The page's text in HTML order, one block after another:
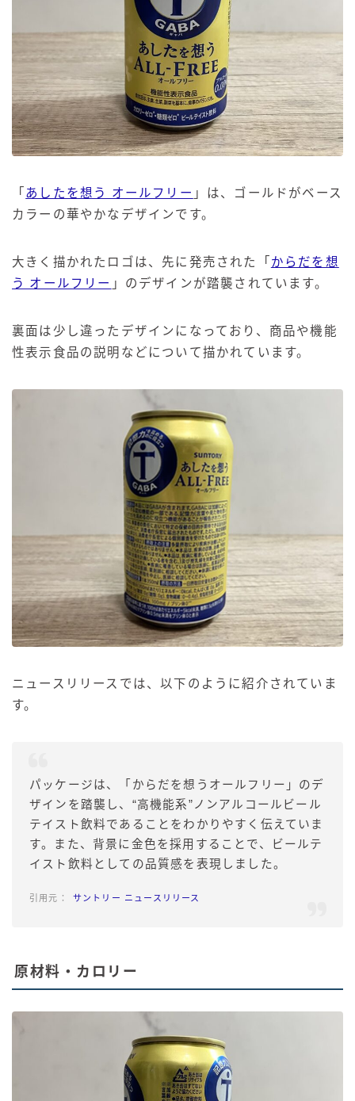
「 あしたを想う オールフリー 」は、ゴールドがベース
カラーの華やかなデザインです。
大きく描かれたロゴは、先に発売された「 からだを想
う オールフリー 」のデザインが踏襲されています。
裏面は少し違ったデザインになっており、商品や機能
性表示食品の説明などについて描かれています。
ニュースリリースでは、以下のように紹介されていま
す。
パッケージは、「からだを想うオールフリー」のデ
ザインを踏襲し、“高機能系”ノンアルコールビール
テイスト飲料であることをわかりやすく伝えていま
す。また、背景に金色を採用することで、ビールテ
イスト飲料としての品質感を表現しました。
サントリー ニュースリリース
原材料・カロリー